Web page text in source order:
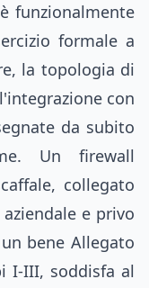
funzionalmente
formale a
la topologia di
con
da subito
Un firewall
collegato
e privo
bene Allegato
I-III, soddisfa al